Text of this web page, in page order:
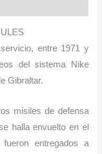
entre 1971 y
del sistema Nike
Gibraltar.
misiles de defensa
halla envuelto en el
entregados a